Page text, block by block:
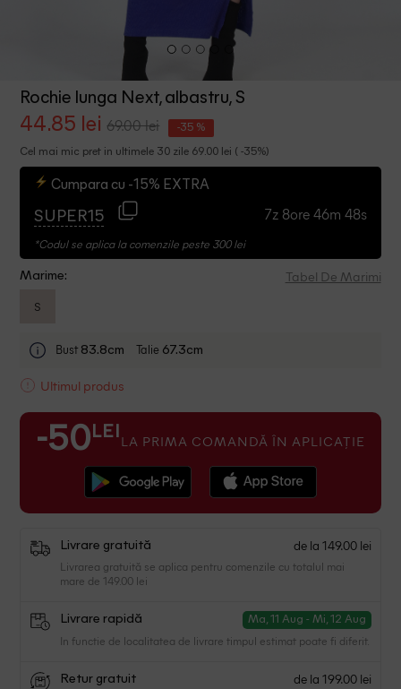
Rochie lunga Next, albastru, S
44.85 lei 69.00 lei -35 %
Cel mai mic pret in ultimele 30 zile 69.00 lei ( -35%)
Cumpara cu -15% EXTRA
SUPER15 7z 8ore 46m 48s
*Codul se aplica la comenzile peste 300 lei
Marime: Tabel De Marimi
S
Bust 83.8cm Talie 67.3cm
Ultimul produs
-50 LEI LA PRIMA COMANDĂ ÎN APLICAȚIE
Livrare gratuită de la 149.00 lei
Livrarea gratuită se aplica pentru comenzile cu totalul mai
mare de 149.00 lei
Livrare rapidă Ma, 11 Aug - Mi, 12 Aug
In functie de localitatea de livrare timpul estimat poate fi diferit.
Retur gratuit de la 199.00 lei